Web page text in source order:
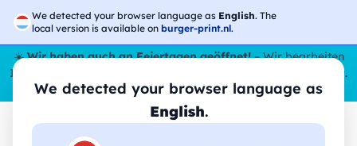
We detected your browser language as English. The
local version is available on burger-print.nl.
We detected your browser language as
English.
☀️Wir haben auch an Feiertagen geöffnet!– Wir bearbeiten
Ihre Bestellungen den ganzen Sommer über,
sogar im August.
😎🌴